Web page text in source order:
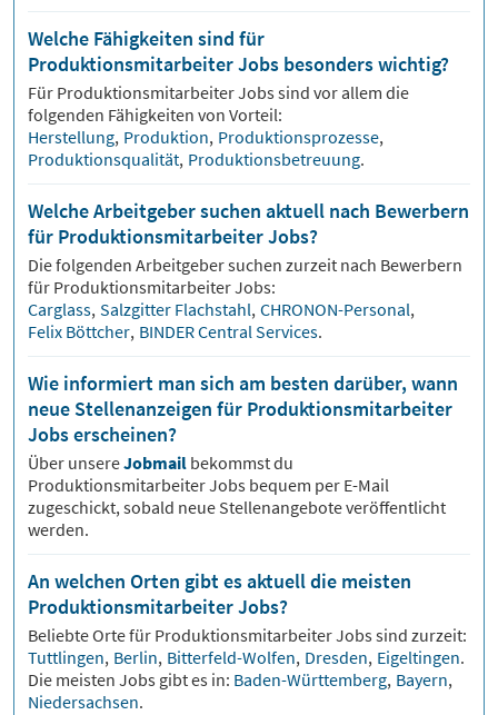
Welche Fähigkeiten sind für
Produktionsmitarbeiter Jobs besonders wichtig?
Für ProduktionsmitarbeiterJobs sind vor allem die
folgenden Fähigkeiten von Vorteil:
Herstellung, Produktion, Produktionsprozesse,
Produktionsqualität, Produktionsbetreuung.
Welche Arbeitgeber suchen aktuell nach Bewerbern
für Produktionsmitarbeiter Jobs?
Die folgenden Arbeitgeber suchen zurzeit nach Bewerbern
für ProduktionsmitarbeiterJobs:
Carglass, Salzgitter Flachstahl, CHRONON-Personal,
Felix Böttcher, BINDER Central Services.
Wie informiert man sich am besten darüber, wann
neue Stellenanzeigen für Produktionsmitarbeiter
Jobs erscheinen?
Über unsereJobmail bekommst du
ProduktionsmitarbeiterJobs bequem per E-Mail
zugeschickt, sobald neue Stellenangebote veröffentlicht
werden.
An welchen Orten gibt es aktuell die meisten
Produktionsmitarbeiter Jobs?
Beliebte Orte für ProduktionsmitarbeiterJobs sind zurzeit:
Tuttlingen, Berlin, Bitterfeld-Wolfen, Dresden, Eigeltingen.
Die meisten Jobs gibt es in: Baden-Württemberg, Bayern,
Niedersachsen.